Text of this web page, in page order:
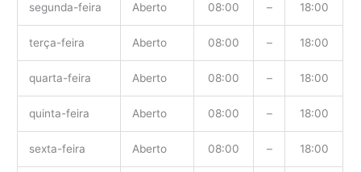
segunda-feira Aberto 08:00 – 18:00
terça-feira Aberto 08:00 – 18:00
quarta-feira Aberto 08:00 – 18:00
quinta-feira Aberto 08:00 – 18:00
sexta-feira Aberto 08:00 – 18:00